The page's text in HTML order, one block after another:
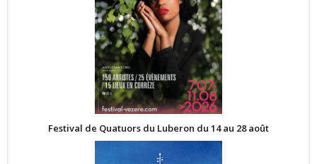
Festival de Quatuors du Luberon du 14 au 28 août